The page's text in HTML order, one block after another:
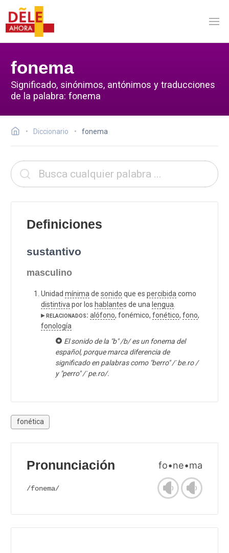
fonema
Significado, sinónimos, antónimos y traducciones
de la palabra: fonema
Diccionario fonema
Definiciones
sustantivo
masculino
Unidad mínima de sonido que es percibida como
distintiva por los hablantes de una lengua
▸ relacionados: alófono, fonémico, fonético, fono,
fonología
El sonido de la "b" /b/ es un fonema del
español, porque marca diferencia de
significado en palabras como "berro" /ˈbe.ro /
y "perro" /ˈpe.ro/.
fonética
Pronunciación fo•ne•ma
/fonema/